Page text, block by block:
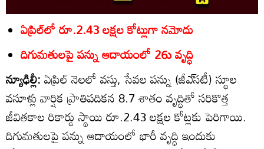
ఏప్రిల్‌లో రూ.2.43 లక్షల కోట్లుగా నమోదు
దిగుమతులపై పన్ను ఆదాయంలో 26ు వృద్ధి
న్యూఢిల్లీ:ఏప్రిల్‌ నెలలో వస్తు, సేవల పన్ను (జీఎ్‌సటీ) స్థూల
వసూళ్లు వార్షిక ప్రాతిపదికన 8.7 శాతం వృద్ధితో సరికొత్త
జీవితకాల రికార్డు స్థాయి రూ.2.43 లక్షల కోట్లకు పెరిగాయి.
దిగుమతులపై పన్ను ఆదాయంలో భారీ వృద్ధి ఇందుకు